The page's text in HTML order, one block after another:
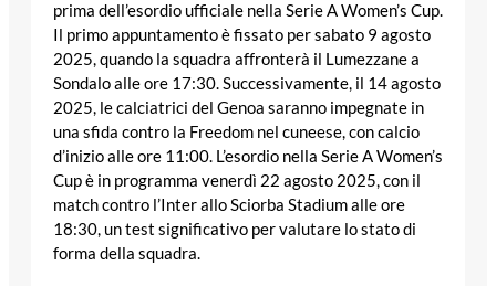
prima dell’esordio ufficiale nella Serie A Women’s Cup.
Il primo appuntamento è fissato per sabato 9 agosto
2025, quando la squadra affronterà il Lumezzane a
Sondalo alle ore 17:30. Successivamente, il 14 agosto
2025, le calciatrici del Genoa saranno impegnate in
una sfida contro la Freedom nel cuneese, con calcio
d’inizio alle ore 11:00. L’esordio nella Serie A Women’s
Cup è in programma venerdì 22 agosto 2025, con il
match contro l’Inter allo Sciorba Stadium alle ore
18:30, un test significativo per valutare lo stato di
forma della squadra.